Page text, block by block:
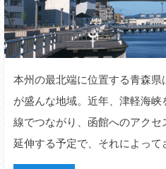
本州の最北端に位置する青森
が盛んな地域。近年、津軽海
線でつながり、函館へのアク
延伸する予定で、それによっ